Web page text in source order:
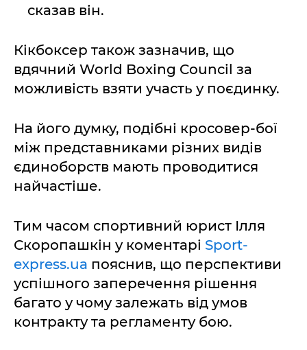
сказав він.
Кікбоксер також зазначив, що
вдячний World Boxing Council за
можливість взяти участь у поєдинку.
На його думку, подібні кросовер-бої
між представниками різних видів
єдиноборств мають проводитися
найчастіше.
Тим часом спортивний юрист Ілля
Скоропашкін у коментарі Sport-
express.ua пояснив, що перспективи
успішного заперечення рішення
багато у чому залежать від умов
контракту та регламенту бою.